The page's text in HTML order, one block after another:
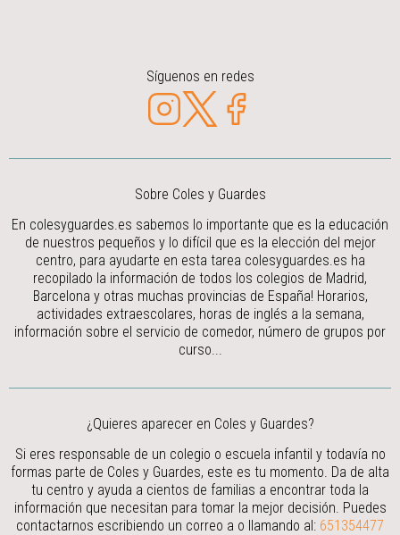
Síguenos en redes
Sobre Coles y Guardes
En colesyguardes.es sabemos lo importante que es la educación
de nuestros pequeños y lo difícil que es la elección del mejor
centro, para ayudarte en esta tarea colesyguardes.es ha
recopilado la información de todos los colegios de Madrid,
Barcelona y otras muchas provincias de España! Horarios,
actividades extraescolares, horas de inglés a la semana,
información sobre el servicio de comedor, número de grupos por
curso...
¿Quieres aparecer en Coles y Guardes?
Si eres responsable de un colegio o escuela infantil y todavía no
formas parte de Coles y Guardes, este es tu momento. Da de alta
tu centro y ayuda a cientos de familias a encontrar toda la
información que necesitan para tomar la mejor decisión. Puedes
contactarnos escribiendo un correo a o llamando al: 651354477